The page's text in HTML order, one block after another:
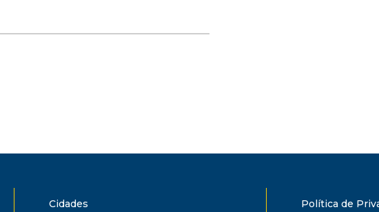
Cidades Política de